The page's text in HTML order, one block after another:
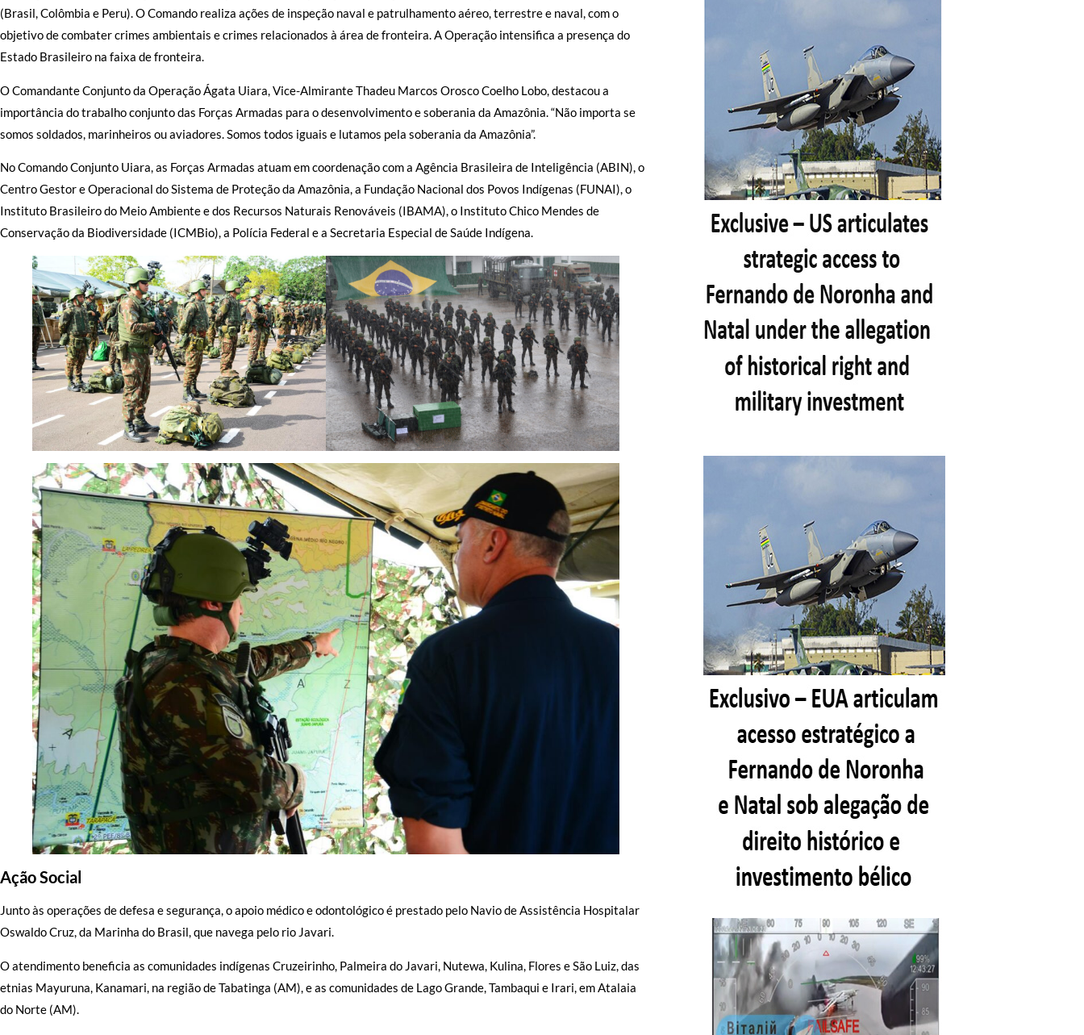
(Brasil, Colômbia e Peru). O Comando realiza ações de inspeção naval e patrulhamento aéreo, terrestre e naval, com o
objetivo de combater crimes ambientais e crimes relacionados à área de fronteira. A Operação intensifica a presença do
Estado Brasileiro na faixa de fronteira.
O Comandante Conjunto da Operação Ágata Uiara, Vice-Almirante Thadeu Marcos Orosco Coelho Lobo, destacou a
importância do trabalho conjunto das Forças Armadas para o desenvolvimento e soberania da Amazônia. “Não importa se
somos soldados, marinheiros ou aviadores. Somos todos iguais e lutamos pela soberania da Amazônia”.
No Comando Conjunto Uiara, as Forças Armadas atuam em coordenação com a Agência Brasileira de Inteligência (ABIN), o
Centro Gestor e Operacional do Sistema de Proteção da Amazônia, a Fundação Nacional dos Povos Indígenas (FUNAI), o
Instituto Brasileiro do Meio Ambiente e dos Recursos Naturais Renováveis (IBAMA), o Instituto Chico Mendes de
Conservação da Biodiversidade (ICMBio), a Polícia Federal e a Secretaria Especial de Saúde Indígena.
Ação Social
Junto às operações de defesa e segurança, o apoio médico e odontológico é prestado pelo Navio de Assistência Hospitalar
Oswaldo Cruz, da Marinha do Brasil, que navega pelo rio Javari.
O atendimento beneficia as comunidades indígenas Cruzeirinho, Palmeira do Javari, Nutewa, Kulina, Flores e São Luiz, das
etnias Mayuruna, Kanamari, na região de Tabatinga (AM), e as comunidades de Lago Grande, Tambaqui e Irari, em Atalaia
do Norte (AM).